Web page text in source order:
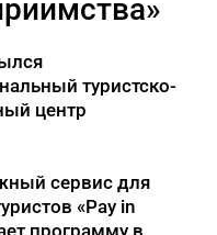
туристско-
центр
сервис для
«Pay in
программу в